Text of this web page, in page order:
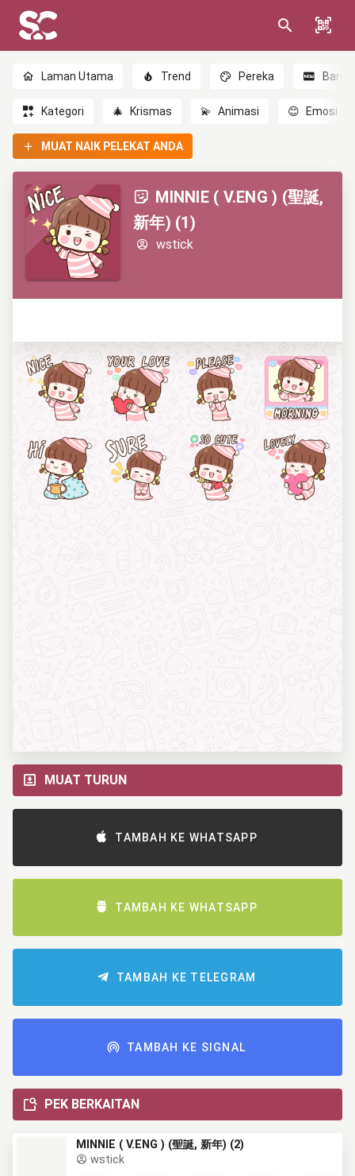
Laman Utama Trend Pereka Baru
Kategori 🎄 Krismas 💫 Animasi 😊 Emosi
MUAT NAIK PELEKAT ANDA
MINNIE ( V.ENG ) (聖誕,
新年) (1)
wstick
MUAT TURUN
TAMBAH KE WHATSAPP
TAMBAH KE WHATSAPP
TAMBAH KE TELEGRAM
TAMBAH KE SIGNAL
PEK BERKAITAN
MINNIE ( V.ENG ) (聖誕, 新年) (2)
wstick